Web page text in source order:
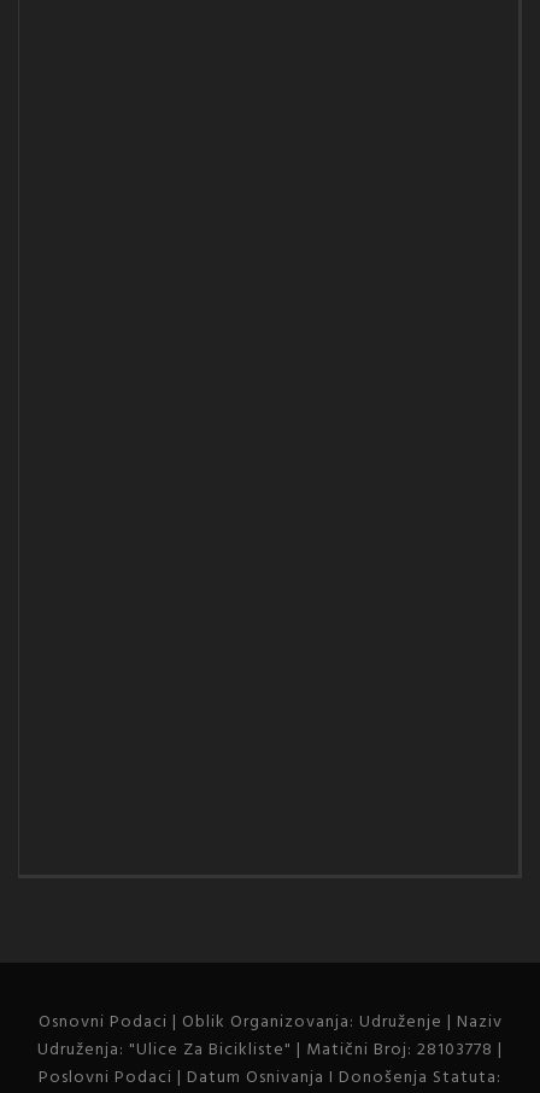
Osnovni Podaci | Oblik Organizovanja: Udruženje | Naziv
Udruženja: "Ulice Za Bicikliste" | Matični Broj: 28103778 |
Poslovni Podaci | Datum Osnivanja I Donošenja Statuta: